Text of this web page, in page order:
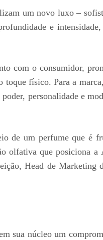
um novo luxo –
e intensidade,
com o consumidor,
físico. Para a
personalidade e
de um perfume que é
olfativa que posiciona a
Head de Marketing
sua núcleo um